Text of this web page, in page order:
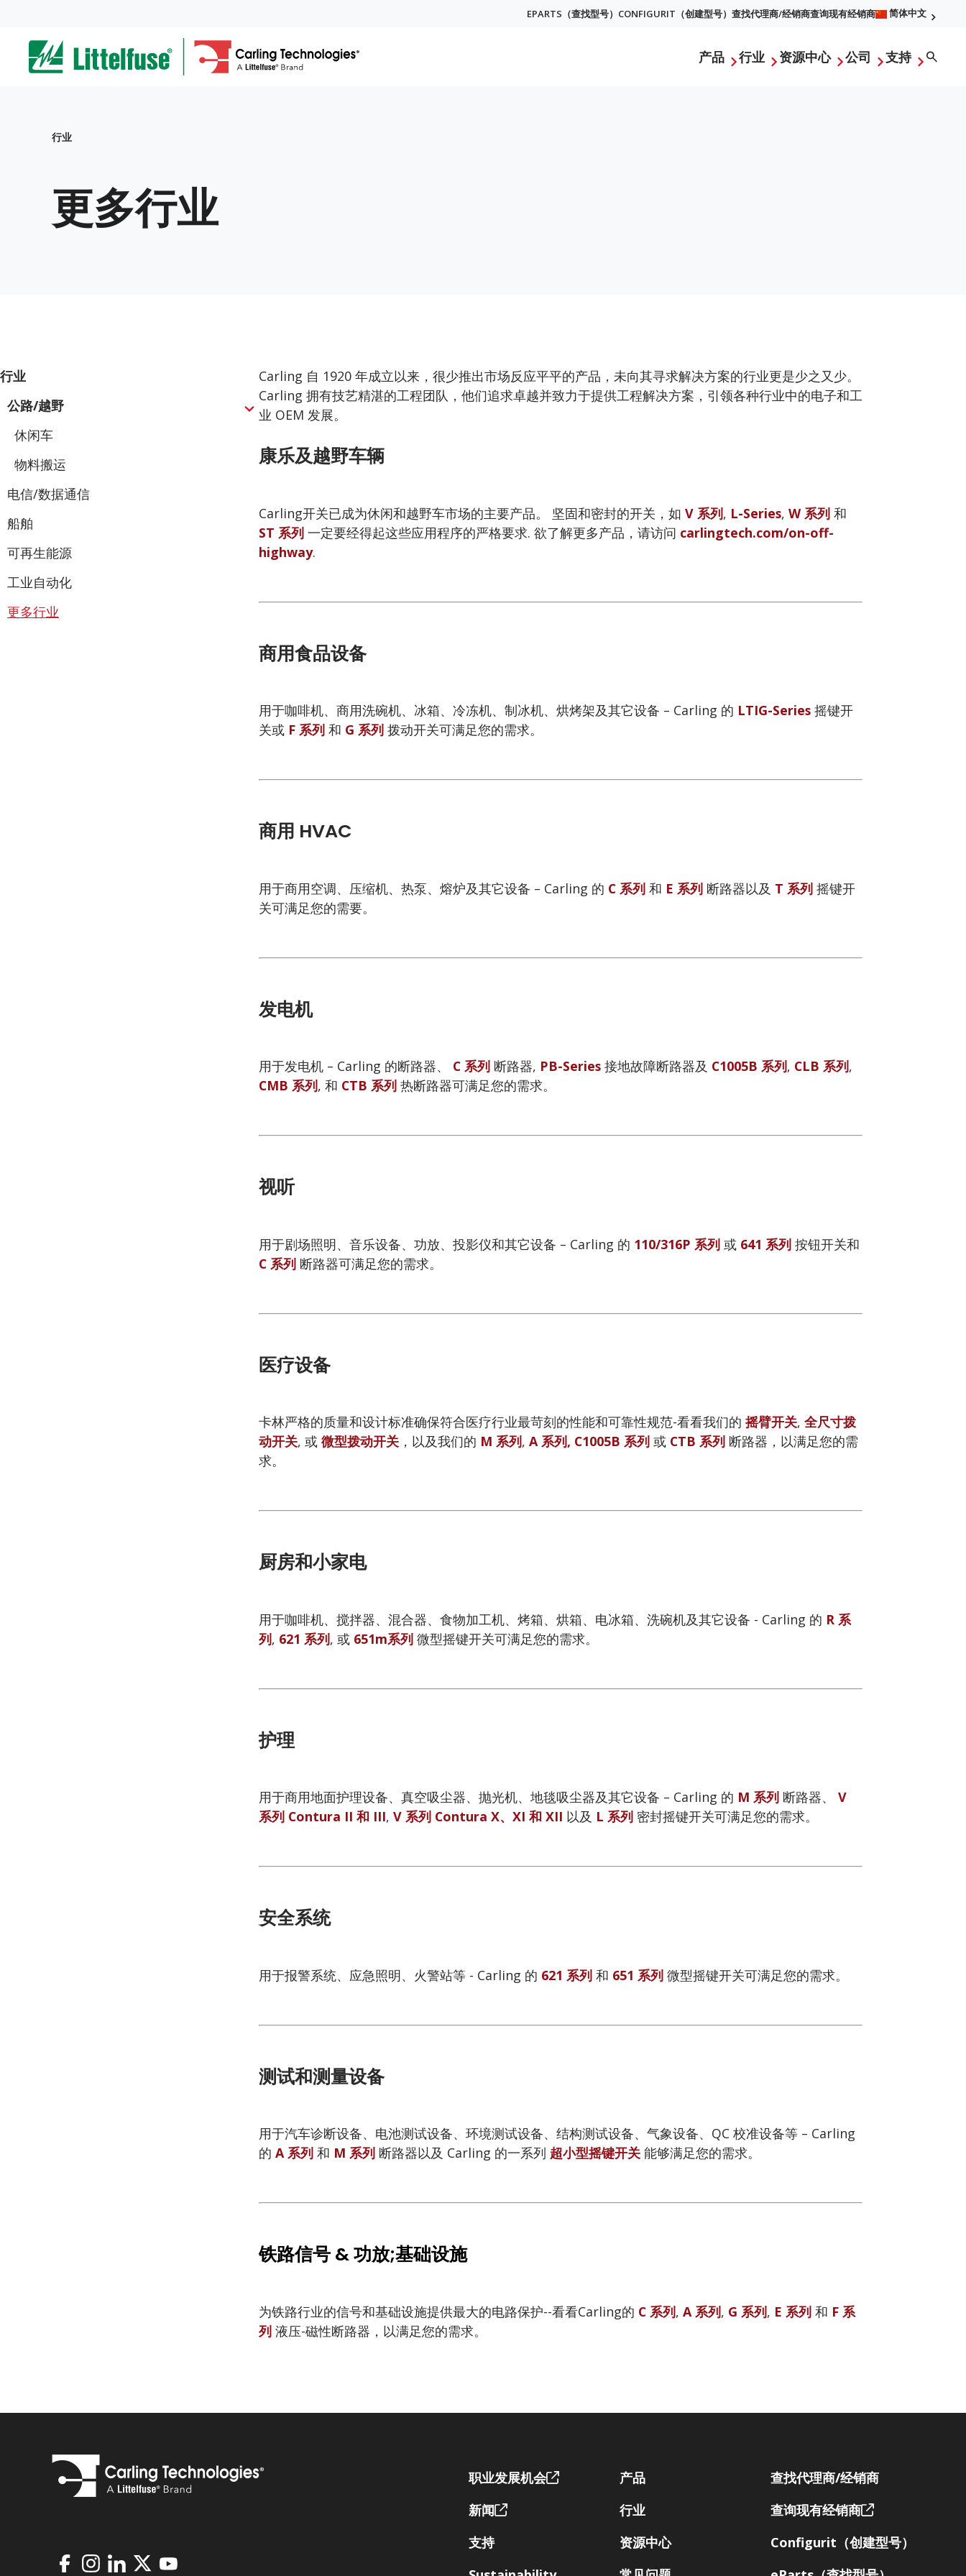
content
Global
EPARTS（查找型号） CONFIGURIT（创建型号） 查找代理商/经销商查询现有经销商 简体中文
产品 行业 资源中心 公司 支持
Breadcrumb
行业
更多行业
行
业
行业
公路/越野
Expand
休闲车
物料搬运
电信/数据通信
船舶
可再生能源
工业自动化
更多行业
Carling 自 1920 年成立以来，很少推出市场反应平平的产品，未向其寻求解决方案的行业更是少之又少。
Carling 拥有技艺精湛的工程团队，他们追求卓越并致力于提供工程解决方案，引领各种行业中的电子和工
业 OEM 发展。
康乐及越野车辆
Carling开关已成为休闲和越野车市场的主要产品。 坚固和密封的开关，如 V 系列, L-Series, W 系列 和
ST 系列 一定要经得起这些应用程序的严格要求. 欲了解更多产品，请访问 carlingtech.com/on-off-
highway.
商用食品设备
用于咖啡机、商用洗碗机、冰箱、冷冻机、制冰机、烘烤架及其它设备 – Carling 的 LTIG-Series 摇键开
关或 F 系列 和 G 系列 拨动开关可满足您的需求。
商用 HVAC
用于商用空调、压缩机、热泵、熔炉及其它设备 – Carling 的 C 系列 和 E 系列 断路器以及 T 系列 摇键开
关可满足您的需要。
发电机
用于发电机 – Carling 的断路器、 C 系列 断路器, PB-Series 接地故障断路器及 C1005B 系列, CLB 系列,
CMB 系列, 和 CTB 系列 热断路器可满足您的需求。
视听
用于剧场照明、音乐设备、功放、投影仪和其它设备 – Carling 的 110/316P 系列 或 641 系列 按钮开关和
C 系列 断路器可满足您的需求。
医疗设备
卡林严格的质量和设计标准确保符合医疗行业最苛刻的性能和可靠性规范-看看我们的 摇臂开关, 全尺寸拨
动开关, 或 微型拨动开关 ，以及我们的 M 系列, A 系列, C1005B 系列 或 CTB 系列 断路器，以满足您的需
求。
厨房和小家电
用于咖啡机、搅拌器、混合器、食物加工机、烤箱、烘箱、电冰箱、洗碗机及其它设备 - Carling 的 R 系
列, 621 系列, 或 651m系列 微型摇键开关可满足您的需求。
护理
用于商用地面护理设备、真空吸尘器、抛光机、地毯吸尘器及其它设备 – Carling 的 M 系列 断路器、 V
系列 Contura II 和 III, V 系列 Contura X、XI 和 XII 以及 L 系列 密封摇键开关可满足您的需求。
安全系统
用于报警系统、应急照明、火警站等 - Carling 的 621 系列 和 651 系列 微型摇键开关可满足您的需求。
测试和测量设备
用于汽车诊断设备、电池测试设备、环境测试设备、结构测试设备、气象设备、QC 校准设备等 – Carling
的 A 系列 和 M 系列 断路器以及 Carling 的一系列 超小型摇键开关 能够满足您的需求。
铁路信号 & 功放;基础设施
为铁路行业的信号和基础设施提供最大的电路保护--看看Carling的 C 系列, A 系列, G 系列, E 系列 和 F 系
列 液压-磁性断路器，以满足您的需求。
Facebook
Instagram
LinkedIn
X Youtube
Footer
职业发展机会
新闻
支持
产品
行业
资源中心
查找代理商/经销商
查询现有经销商
Configurit（创建型号）